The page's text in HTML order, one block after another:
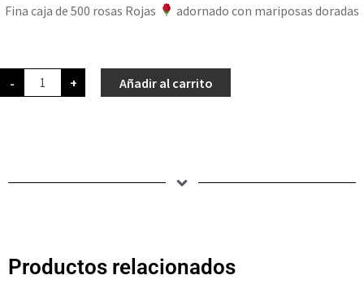
Fina caja de 500 rosas Rojas adornado con mariposas doradas
- + Añadir al carrito
Productos relacionados